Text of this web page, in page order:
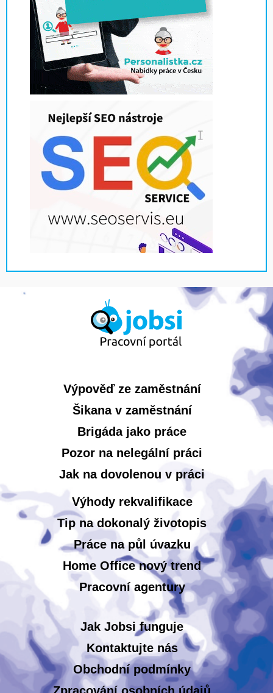
Výpověď ze zaměstnání
Šikana v zaměstnání
Brigáda jako práce
Pozor na nelegální práci
Jak na dovolenou v práci
Výhody rekvalifikace
Tip na dokonalý životopis
Práce na půl úvazku
Home Office nový trend
Pracovní agentury
Jak Jobsi funguje
Kontaktujte nás
Obchodní podmínky